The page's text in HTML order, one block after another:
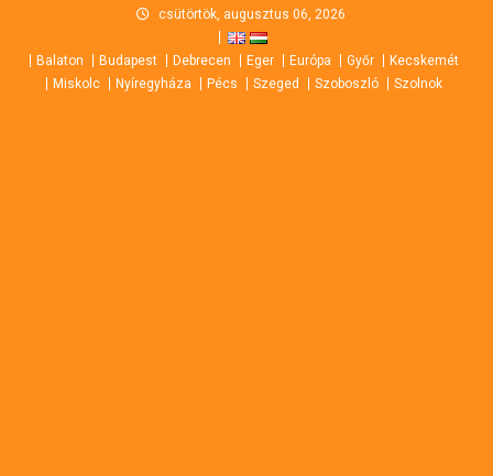
content
csütörtök, augusztus 06, 2026
Balaton Budapest Debrecen Eger Európa Győr
Kecskemét
Miskolc
Nyíregyháza Pécs Szeged Szoboszló Szolnok